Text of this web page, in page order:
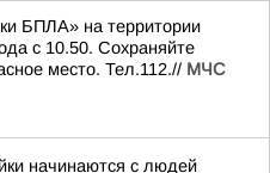
БПЛА» на территории
с 10.50. Сохраняйте
место. Тел.112.// МЧС
начинаются с людей